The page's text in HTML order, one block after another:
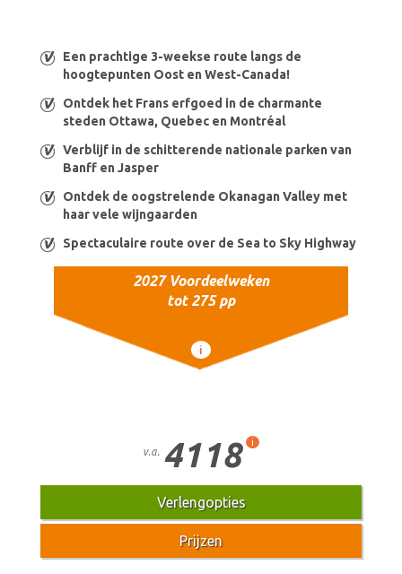
Een prachtige 3-weekse route langs de
hoogtepunten Oost en West-Canada!
Ontdek het Frans erfgoed in de charmante
steden Ottawa, Quebec en Montréal
Verblijf in de schitterende nationale parken van
Banff en Jasper
Ontdek de oogstrelende Okanagan Valley met
haar vele wijngaarden
Spectaculaire route over de Sea to Sky Highway
2027 Voordeelweken
tot 275 pp
i
v.a. 4118 i
Verlengopties
Prijzen